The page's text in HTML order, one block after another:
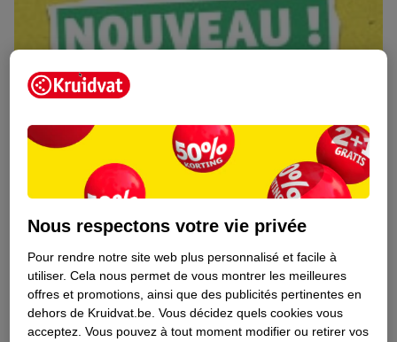
Découvrez dès maintenant l’impact
environnemental de tous vos produits
de marque Kruidvat préférés !
Nous respectons votre vie privée
Pour rendre notre site web plus personnalisé et facile à
utiliser. Cela nous permet de vous montrer les meilleures
offres et promotions, ainsi que des publicités pertinentes en
dehors de Kruidvat.be. Vous décidez quels cookies vous
acceptez. Vous pouvez à tout moment modifier ou retirer vos